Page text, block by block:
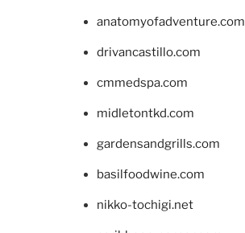
anatomyofadventure.com
drivancastillo.com
cmmedspa.com
midletontkd.com
gardensandgrills.com
basilfoodwine.com
nikko-tochigi.net